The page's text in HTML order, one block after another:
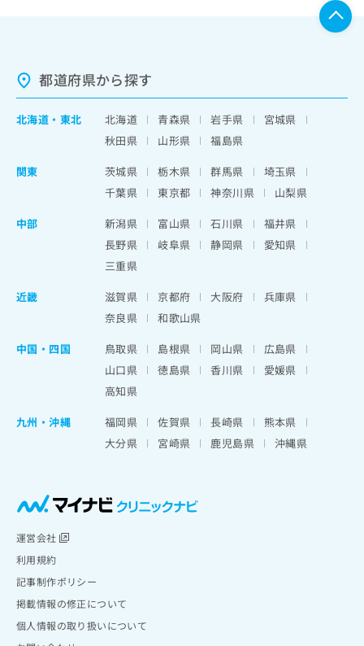
都道府県から探す
北海道 ・ 東北 北海道 青森県 岩手県
宮城県
秋田県
山形県
福島県
関東
茨城県 栃木県 群馬県
埼玉県
千葉県
東京都 神奈川県
山梨県
中部
新潟県 富山県 石川県
福井県
長野県
岐阜県 静岡県
愛知県
三重県
近畿
滋賀県 京都府 大阪府
兵庫県
奈良県
和歌山県
中国・四国
鳥取県 島根県 岡山県
広島県
山口県
徳島県 香川県
愛媛県
高知県
九州・沖縄
福岡県 佐賀県 長崎県
熊本県
大分県
宮崎県 鹿児島県 沖縄県
運営会社
利用規約
記事制作ポリシー
掲載情報の修正について
個人情報の取り扱いについて